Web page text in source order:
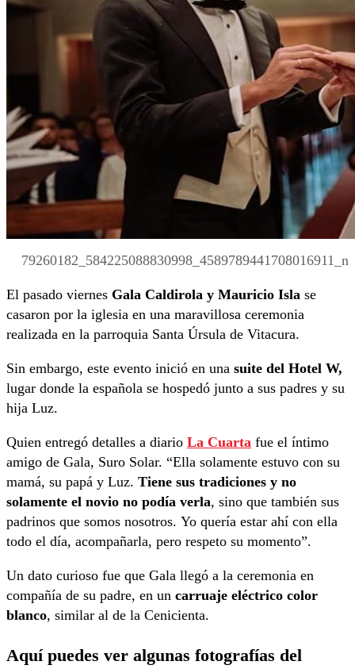
79260182_584225088830998_4589789441708016911_n
El pasado viernes Gala Caldirola y Mauricio Isla se
casaron por la iglesia en una maravillosa ceremonia
realizada en la parroquia Santa Úrsula de Vitacura.
Sin embargo, este evento inició en una suite del Hotel W,
lugar donde la española se hospedó junto a sus padres y su
hija Luz.
Quien entregó detalles a diario La Cuarta fue el íntimo
amigo de Gala, Suro Solar. “Ella solamente estuvo con su
mamá, su papá y Luz. Tiene sus tradiciones y no
solamente el novio no podía verla, sino que también sus
padrinos que somos nosotros. Yo quería estar ahí con ella
todo el día, acompañarla, pero respeto su momento”.
Un dato curioso fue que Gala llegó a la ceremonia en
compañía de su padre, en un carruaje eléctrico color
blanco, similar al de la Cenicienta.
Aquí puedes ver algunas fotografías del